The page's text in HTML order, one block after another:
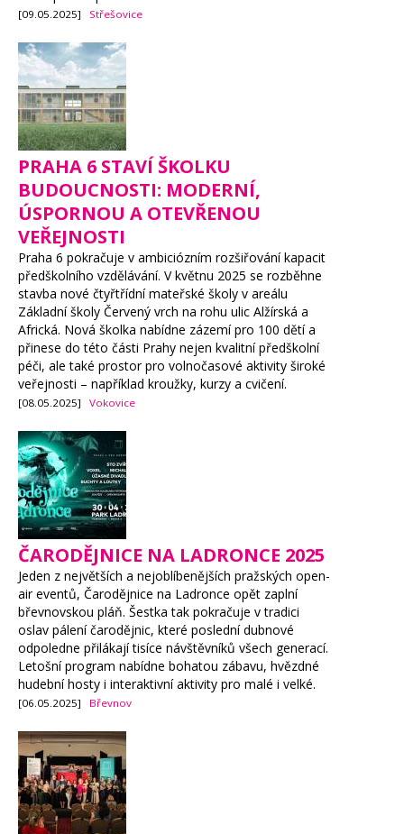
[09.05.2025] Střešovice
PRAHA 6 STAVÍ ŠKOLKU
BUDOUCNOSTI: MODERNÍ,
ÚSPORNOU A OTEVŘENOU
VEŘEJNOSTI
Praha 6 pokračuje v ambiciózním rozšiřování kapacit
předškolního vzdělávání. V květnu 2025 se rozběhne
stavba nové čtyřtřídní mateřské školy v areálu
Základní školy Červený vrch na rohu ulic Alžírská a
Africká. Nová školka nabídne zázemí pro 100 dětí a
přinese do této části Prahy nejen kvalitní předškolní
péči, ale také prostor pro volnočasové aktivity široké
veřejnosti – například kroužky, kurzy a cvičení.
[08.05.2025] Vokovice
ČARODĚJNICE NA LADRONCE 2025
Jeden z největších a nejoblíbenějších pražských open-
air eventů, Čarodějnice na Ladronce opět zaplní
břevnovskou pláň. Šestka tak pokračuje v tradici
oslav pálení čarodějnic, které poslední dubnové
odpoledne přilákají tisíce návštěvníků všech generací.
Letošní program nabídne bohatou zábavu, hvězdné
hudební hosty i interaktivní aktivity pro malé i velké.
[06.05.2025] Břevnov